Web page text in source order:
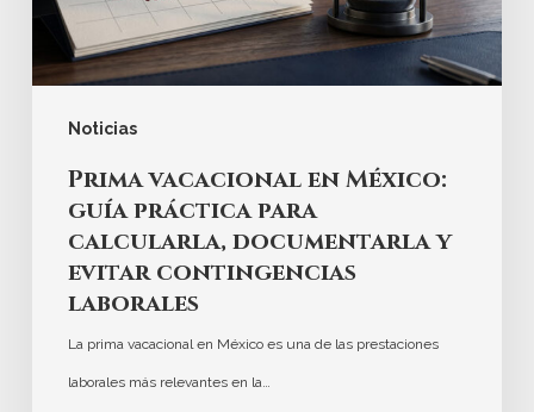
Noticias
Prima vacacional en México:
guía práctica para
calcularla, documentarla y
evitar contingencias
laborales
La prima vacacional en México es una de las prestaciones
laborales más relevantes en la…